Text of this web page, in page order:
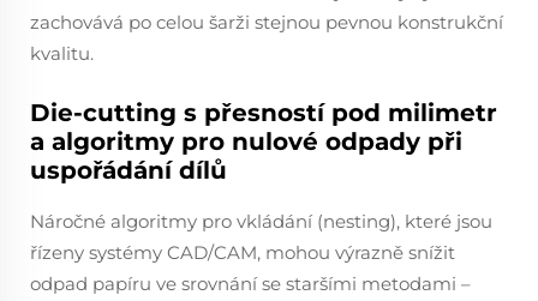
zachovává po celou šarži stejnou pevnou konstrukční
kvalitu.
Die-cutting s přesností pod milimetr
a algoritmy pro nulové odpady při
uspořádání dílů
Náročné algoritmy pro vkládání (nesting), které jsou
řízeny systémy CAD/CAM, mohou výrazně snížit
odpad papíru ve srovnání se staršími metodami –